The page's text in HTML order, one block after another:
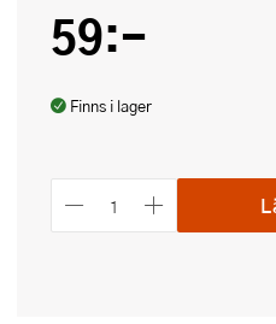
59:-
Finns i lager